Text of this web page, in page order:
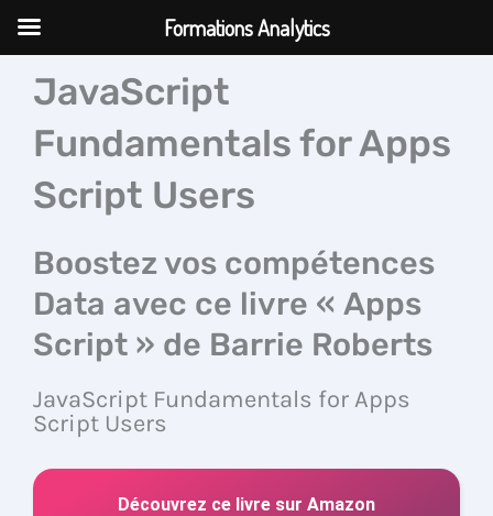
Aller
contenuJavaScript
Fundamentals for Apps
Script Users
Boostez vos compétences
Data avec ce livre « Apps
Script » de Barrie Roberts
JavaScript Fundamentals for Apps
Script Users
Découvrez ce livre sur Amazon
Formations Analytics